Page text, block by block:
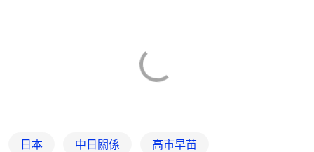
日本 中日關係 高市早苗